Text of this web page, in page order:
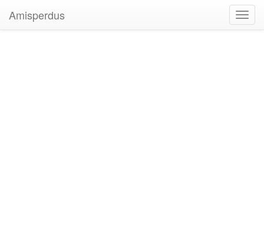
Amisperdus